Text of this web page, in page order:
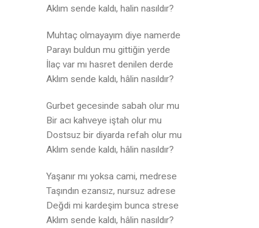
Aklım sende kaldı, halin nasıldır?
Muhtaç olmayayım diye namerde
Parayı buldun mu gittiğin yerde
İlaç var mı hasret denilen derde
Aklım sende kaldı, hâlin nasıldır?
Gurbet gecesinde sabah olur mu
Bir acı kahveye iştah olur mu
Dostsuz bir diyarda refah olur mu
Aklım sende kaldı, hâlin nasıldır?
Yaşanır mı yoksa cami, medrese
Taşındın ezansız, nursuz adrese
Değdi mi kardeşim bunca strese
Aklım sende kaldı, hâlin nasıldır?